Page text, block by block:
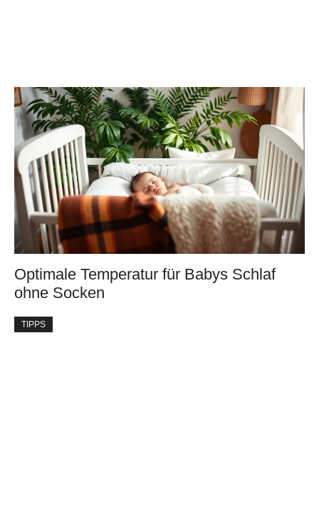
Optimale Temperatur für Babys Schlaf
ohne Socken
TIPPS